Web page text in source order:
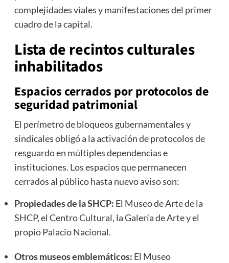
complejidades viales y manifestaciones del primer
cuadro de la capital.
Lista de recintos culturales
inhabilitados
Espacios cerrados por protocolos de
seguridad patrimonial
El perímetro de bloqueos gubernamentales y
sindicales obligó a la activación de protocolos de
resguardo en múltiples dependencias e
instituciones. Los espacios que permanecen
cerrados al público hasta nuevo aviso son:
Propiedades de la SHCP: El Museo de Arte de la
SHCP, el Centro Cultural, la Galería de Arte y el
propio Palacio Nacional.
Otros museos emblemáticos: El Museo